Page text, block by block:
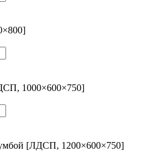
1000×600×750]
[ЛДСП, 1200×600×750]